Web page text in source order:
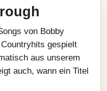
von Bobby
gespielt
aus unserem
auch, wann ein Titel